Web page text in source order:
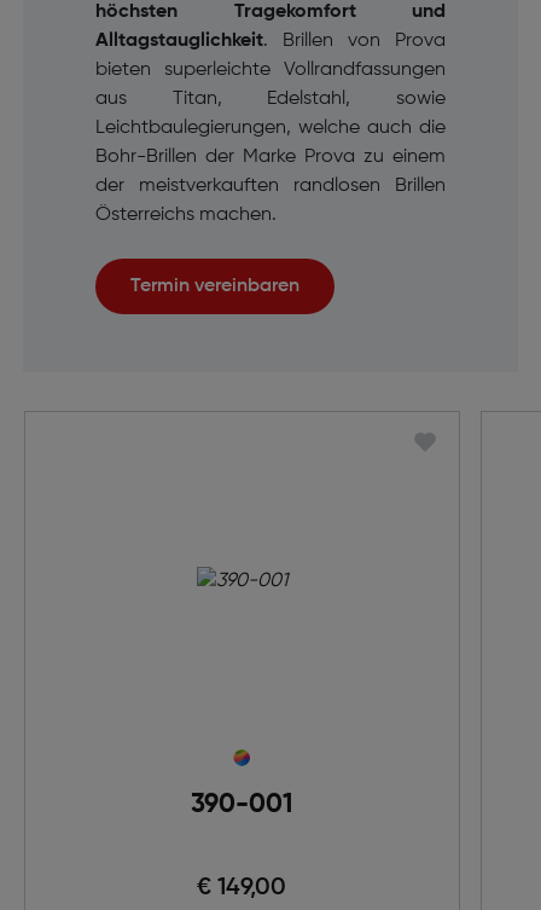
höchsten Tragekomfort und
Alltagstauglichkeit. Brillen von Prova
bieten superleichte Vollrandfassungen
aus Titan, Edelstahl, sowie
Leichtbaulegierungen, welche auch die
Bohr-Brillen der Marke Prova zu einem
der meistverkauften randlosen Brillen
Österreichs machen.
Termin vereinbaren
390-001
€ 149,00